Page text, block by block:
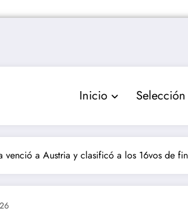
Inicio
venció a Austria y clasificó a los 16vos de